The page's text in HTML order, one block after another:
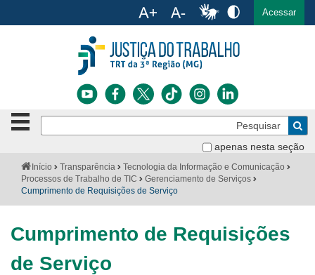
Ir para o menu Ir para a busca Ir para o rodapé
Acessar
apenas nesta seção
Botão
de
clique
para
fechar
o
menu
Notícias
Jurisprudência
Você
está
aqui:
Início Transparência
Tecnologia da Informação e Comunicação
Processos de Trabalho de TIC
Gerenciamento de Serviços
Cumprimento de Requisições de Serviço
Cumprimento de Requisições
de Serviço